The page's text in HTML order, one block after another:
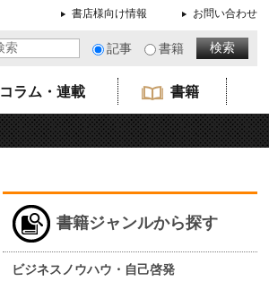
書店様向け情報 お問い合わせ
記事 書籍
コラム・連載 書籍
書籍ジャンルから探す
ビジネスノウハウ・自己啓発